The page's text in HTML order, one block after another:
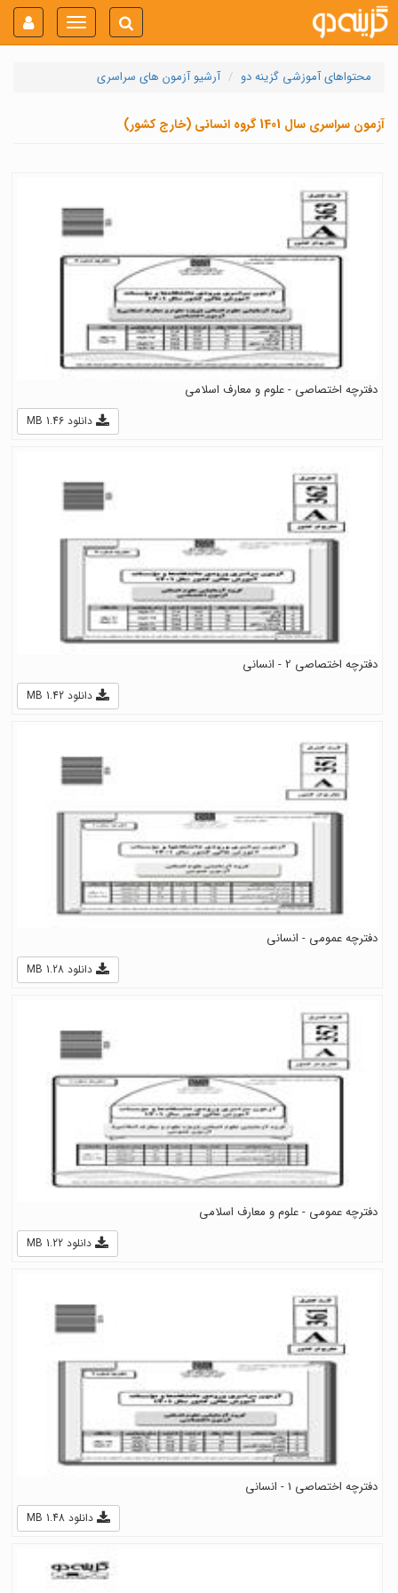
Toggle
navigation
محتواهای آموزشی گزینه دو آرشیو آزمون های سراسری
آزمون سراسری سال 1401 گروه انسانی (خارج کشور)
دفترچه اختصاصی - علوم و معارف اسلامی
دانلود 1.46 MB
دفترچه اختصاصی 2 - انسانی
دانلود 1.42 MB
دفترچه عمومی - انسانی
دانلود 1.28 MB
دفترچه عمومی - علوم و معارف اسلامی
دانلود 1.22 MB
دفترچه اختصاصی 1 - انسانی
دانلود 1.48 MB